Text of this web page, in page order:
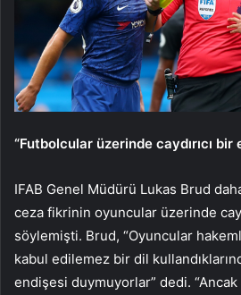
“Futbolcular üzerinde caydırıcı
IFAB Genel Müdürü Lukas Brud
ceza fikrinin oyuncular üzerinde
söylemişti. Brud, “Oyuncular
kabul edilemez bir dil
endişesi duymuyorlar” dedi. “Ancak